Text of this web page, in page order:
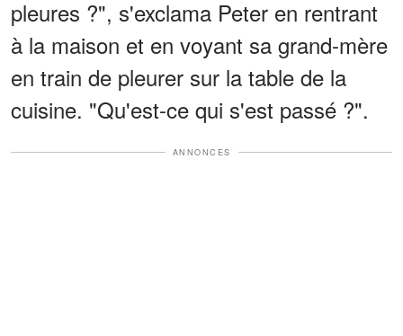
pleures ?", s'exclama Peter en rentrant
à la maison et en voyant sa grand-mère
en train de pleurer sur la table de la
cuisine. "Qu'est-ce qui s'est passé ?".
ANNONCES